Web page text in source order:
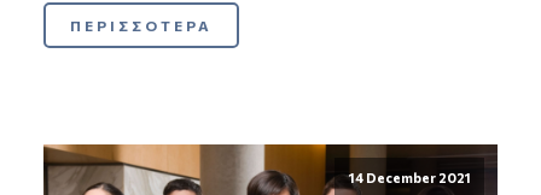
ΠΕΡΙΣΣΟΤΕΡΑ
14 December 2021